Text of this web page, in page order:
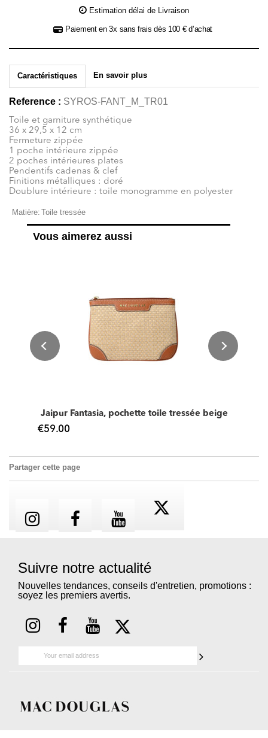
Estimation délai de Livraison
Paiement en 3x sans frais dès 100 € d’achat
Caractéristiques En savoir plus
Reference : SYROS-FANT_M_TR01
Toile et garniture synthétique
36 x 29,5 x 12 cm
Fermeture zippée
1 poche intérieure zippée
2 poches intérieures plates
Pendentifs cadenas & clef
Finitions métalliques : doré
Doublure intérieure : toile monogramme en polyester
Matière: Toile tressée
Vous aimerez aussi
Jaipur Fantasia, pochette toile tressée beige
€59.00
Partager cette page
Suivre notre actualité
Nouvelles tendances, conseils d'entretien, promotions :
soyez les premiers avertis.